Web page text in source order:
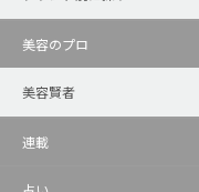
美容のプロ
美容賢者
連載